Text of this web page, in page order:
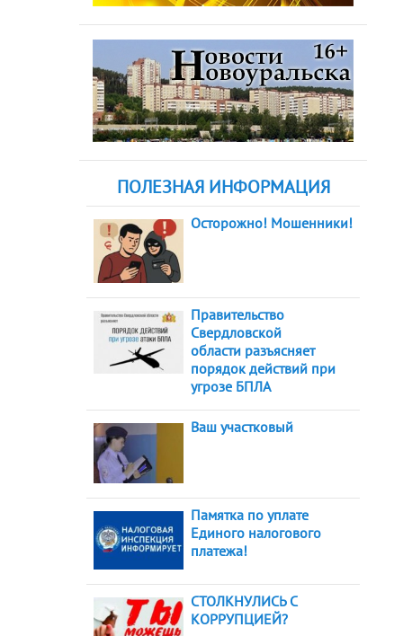
ПОЛЕЗНАЯ ИНФОРМАЦИЯ
Осторожно! Мошенники!
Правительство
Свердловской
области разъясняет
порядок действий при
угрозе БПЛА
Ваш участковый
Памятка по уплате
Единого налогового
платежа!
СТОЛКНУЛИСЬ С
КОРРУПЦИЕЙ?